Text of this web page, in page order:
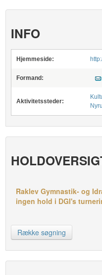
INFO
Hjemmeside:
Formand:
Aktivitetssteder:
Raklev Gymnastik- og
ingen hold i DGI's
Række søgning